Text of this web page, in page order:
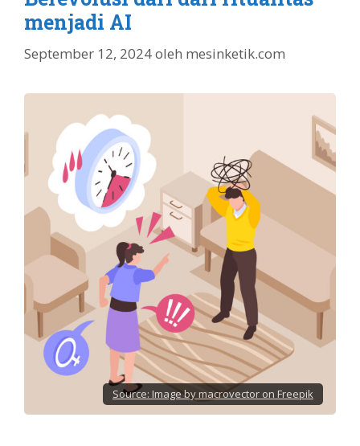
menjadi AI
September 12, 2024oleh mesinketik.com
Source: Image by macrovector on Freepik